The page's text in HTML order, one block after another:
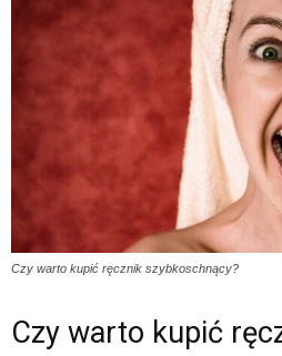
Czy warto kupić ręcznik szybkoschnący?
Czy warto kupić